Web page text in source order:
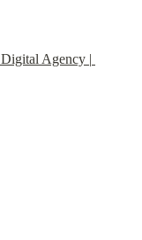
Agency |